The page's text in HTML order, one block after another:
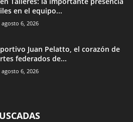
en el equipo...
agosto 6, 2026
Juan Pelatto, el corazón de
federados de...
agosto 6, 2026